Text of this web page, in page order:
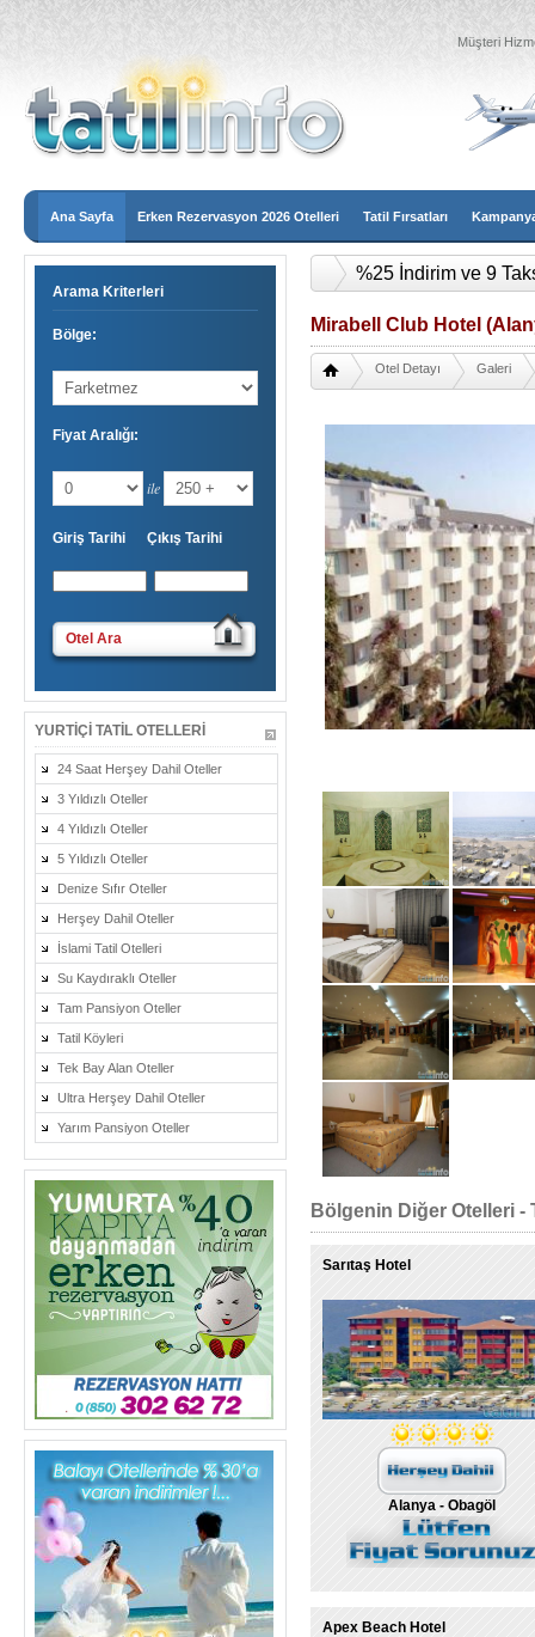
Müşteri
Ana Sayfa Erken Rezervasyon 2026 Otelleri Tatil Fırsatları
Arama Kriterleri
Bölge:
Fiyat Aralığı:
ile
Giriş Tarihi Çıkış Tarihi
Otel Ara
YURTIÇI TATIL OTELLERI
24 Saat Herşey Dahil Oteller
3 Yıldızlı Oteller
4 Yıldızlı Oteller
5 Yıldızlı Oteller
Denize Sıfır Oteller
Herşey Dahil Oteller
İslami Tatil Otelleri
Su Kaydıraklı Oteller
Tam Pansiyon Oteller
Tatil Köyleri
Tek Bay Alan Oteller
Ultra Herşey Dahil Oteller
Yarım Pansiyon Oteller
%25 İndirim ve 9
Mirabell Club Hotel
Otel Detayı Galeri
Bölgenin Diğer Otelleri -
Sarıtaş Hotel
Alanya - Obagöl
Apex Beach Hotel